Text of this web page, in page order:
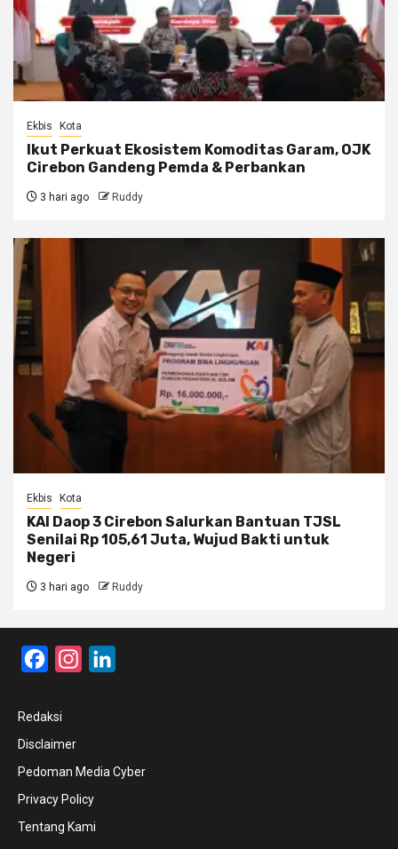
Ekbis Kota
Ikut Perkuat Ekosistem Komoditas Garam, OJK
Cirebon Gandeng Pemda & Perbankan
3 hari ago Ruddy
Ekbis Kota
KAI Daop 3 Cirebon Salurkan Bantuan TJSL
Senilai Rp 105,61 Juta, Wujud Bakti untuk
Negeri
3 hari ago Ruddy
FacebookInstagram
Redaksi
Disclaimer
Pedoman Media Cyber
Privacy Policy
Tentang Kami